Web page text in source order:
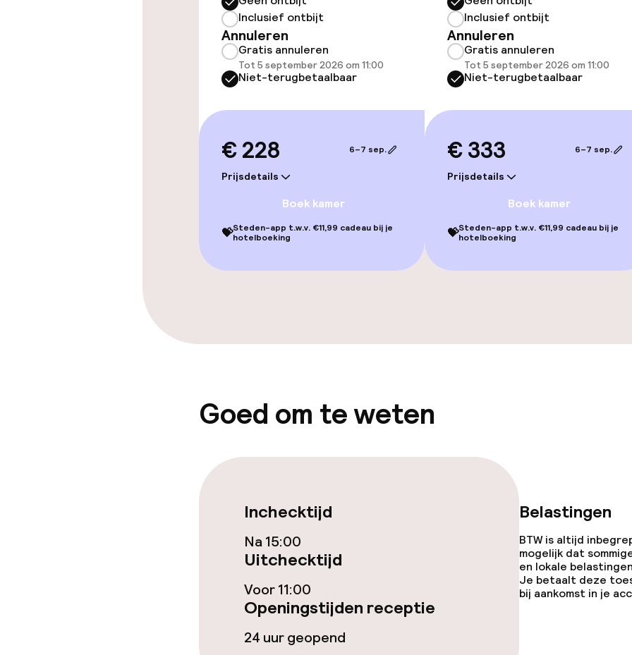
Betaalde wifi
Schoonmaakvoorzieningen
Beleid
Overal rookvrij
Inclusief ontbijt
Annuleren
Gratis annuleren
Tot 5 september 2026 om 11:00
Niet-terugbetaalbaar
€ 228
Prijsdetails
6–7 sep.
Boek kamer
💝Steden-app t.w.v. €11,99 cadeau bij je
hotelboeking
Inclusief ontbijt
Annuleren
Gratis annuleren
Tot 5 september 2026 om 11:00
Niet-terugbetaalbaar
€ 333
Prijsdetails
6–7 sep.
Boek kamer
💝Steden-app t.w.v. €11,99 cadeau bij je
hotelboeking
Goed om te weten
Inchecktijd
Na 15:00
Uitchecktijd
Voor 11:00
Openingstijden receptie
24 uur geopend
Belastingen
BTW is altijd
mogelijk dat
en lokale
Je betaalt deze
bij aankomst in je